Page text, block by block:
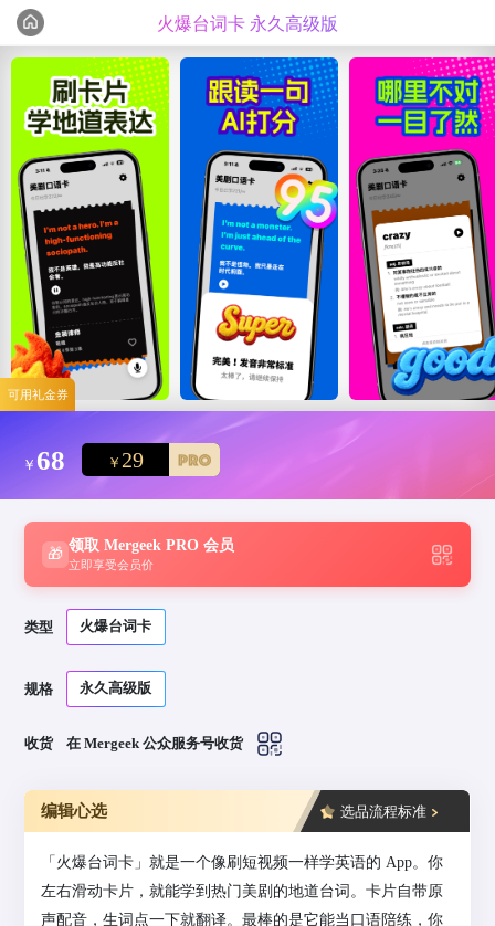
可用礼金券
火爆台词卡 永久高级版
编辑心选 精选测评
￥ 68 ￥ 29
🎁
领取 Mergeek PRO 会员
立即享受会员价
类型 火爆台词卡
规格 永久高级版
收货 在 Mergeek 公众服务号收货
编辑心选 选品流程标准
「火爆台词卡」就是一个像刷短视频一样学英语的 App。你
左右滑动卡片，就能学到热门美剧的地道台词。卡片自带原
声配音，生词点一下就翻译。最棒的是它能当口语陪练，你